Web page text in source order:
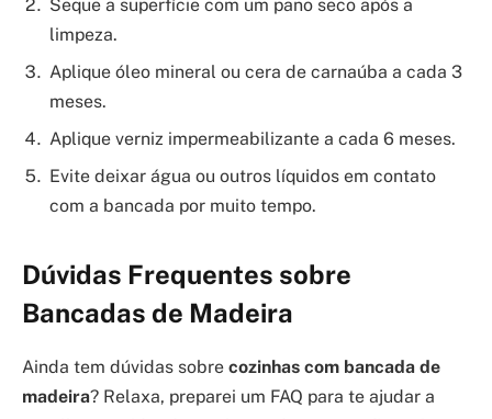
Seque a superfície com um pano seco após a
limpeza.
Aplique óleo mineral ou cera de carnaúba a cada 3
meses.
Aplique verniz impermeabilizante a cada 6 meses.
Evite deixar água ou outros líquidos em contato
com a bancada por muito tempo.
Dúvidas Frequentes sobre
Bancadas de Madeira
Ainda tem dúvidas sobre cozinhas com bancada de
madeira? Relaxa, preparei um FAQ para te ajudar a